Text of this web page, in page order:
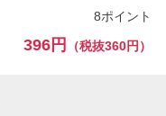
8ポイント
396円 （税抜360円）